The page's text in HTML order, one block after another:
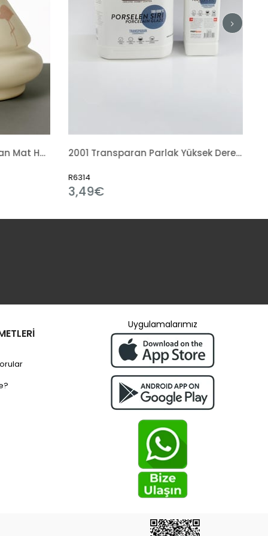
2001 Transparan Parlak Yüksek Derece Sır Hazır Sıvı 145 Art Design Fırça
Uygulamalarımız